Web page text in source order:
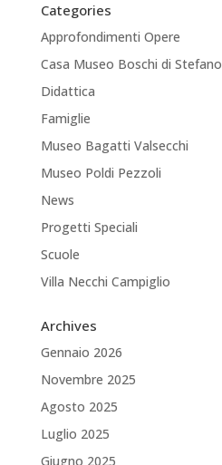
Categories
Approfondimenti Opere
Casa Museo Boschi di Stefano
Didattica
Famiglie
Museo Bagatti Valsecchi
Museo Poldi Pezzoli
News
Progetti Speciali
Scuole
Villa Necchi Campiglio
Archives
Gennaio 2026
Novembre 2025
Agosto 2025
Luglio 2025
Giugno 2025